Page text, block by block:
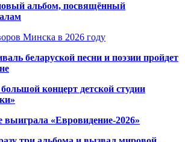
альбом, посвящённый
Минска в 2026 году
беларуской песни и поэзии пройдет
концерт детской студии
«Евровидение-2026»